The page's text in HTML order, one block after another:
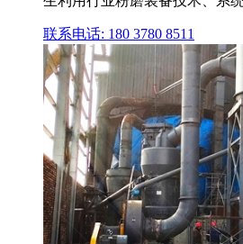
联系电话: 180 3780 8511